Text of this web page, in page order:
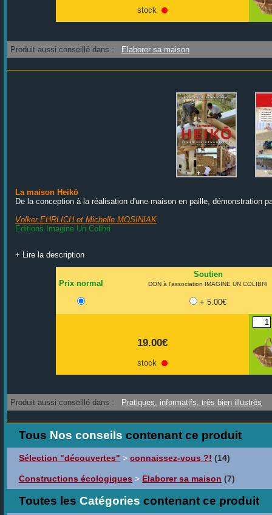
stock
Produit aussi conseillé dans : Elaborer sa maison
La maison Heikō
De la conception à la réalisation d'une maison en paille, démonstration
Volker EHRLICH et Michelle MOSINIAK
Editions Imagine Un Colibri
+ Lire la description
19.00€
stock
Prix normal
Soutien
DON à l'association IMAGINE UN COLIBRI
+ 5.00€
Produit aussi conseillé dans : Pratiques, informatifs, très bien illustrés
Tous Nos conseils contenant ce produit
Sélection "découvertes" > connaissez-vous ?! (14)
Constructions écologiques > Elaborer sa maison (7)
Toutes les Catégories contenant ce produit